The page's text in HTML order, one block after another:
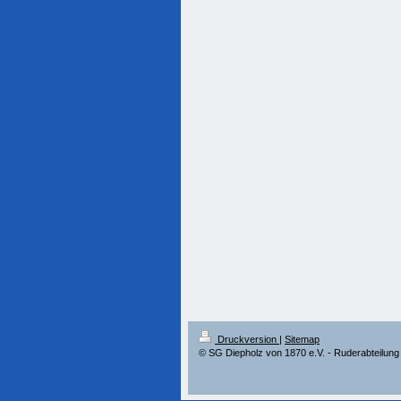
Druckversion | Sitemap
© SG Diepholz von 1870 e.V. - Ruderabteilung